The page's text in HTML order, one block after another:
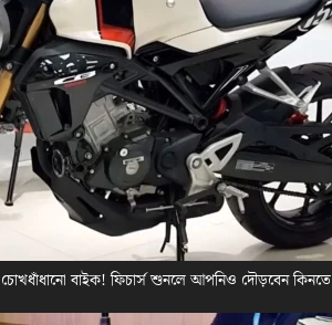
বাইক! ফিচার্স শুনলে আপনিও দৌড়বেন কিনতে